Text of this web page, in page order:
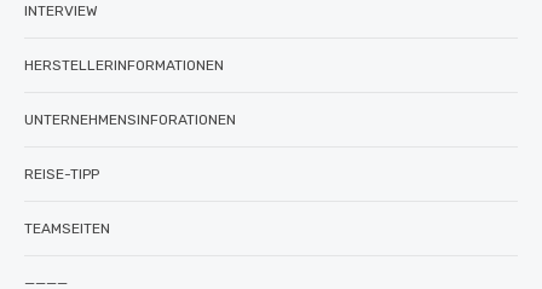
INTERVIEW
HERSTELLERINFORMATIONEN
UNTERNEHMENSINFORATIONEN
REISE-TIPP
TEAMSEITEN
————